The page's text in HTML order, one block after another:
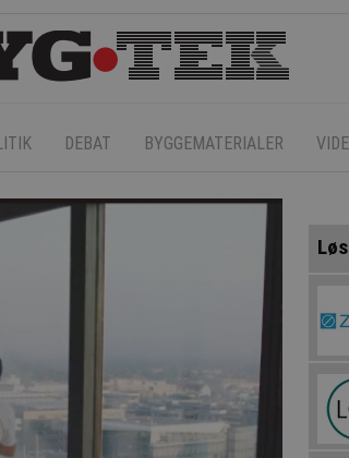
DEBAT BYGGEMATERIALER